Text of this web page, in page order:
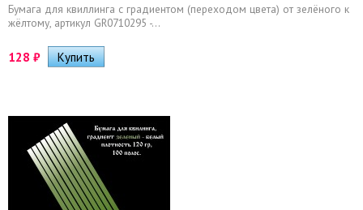
Бумага для квиллинга с градиентом (переходом цвета) от зелёного к
жёлтому, артикул GR0710295 -...
128 ₽